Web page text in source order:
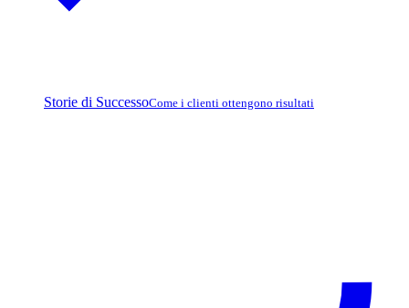
Storie di SuccessoCome i clienti ottengono risultati